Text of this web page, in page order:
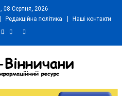
08 Серпня, 2026
Редакційна політика Наші контакти